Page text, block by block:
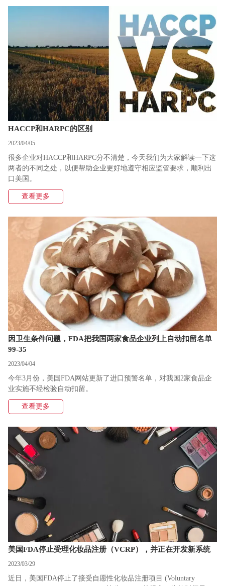
HACCP和HARPC的区别
2023/04/05
很多企业对HACCP和HARPC分不清楚，今天我们为大家解读一下这
两者的不同之处，以便帮助企业更好地遵守相应监管要求，顺利出
口美国。
查看更多
因卫生条件问题，FDA把我国两家食品企业列上自动扣留名单
99-35
2023/04/04
今年3月份，美国FDA网站更新了进口预警名单，对我国2家食品企
业实施不经检验自动扣留。
查看更多
美国FDA停止受理化妆品注册（VCRP），并正在开发新系统
2023/03/29
近日，美国FDA停止了接受自愿性化妆品注册项目 (Voluntary